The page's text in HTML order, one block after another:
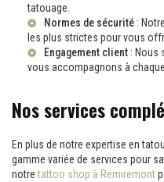
tatouage.
Normes de sécurité :
les plus strictes pour vous
Engagement client : Nous
vous accompagnons à
Nos services
En plus de notre expertise en
gamme variée de services pour
notretattoo shop à Remiremont